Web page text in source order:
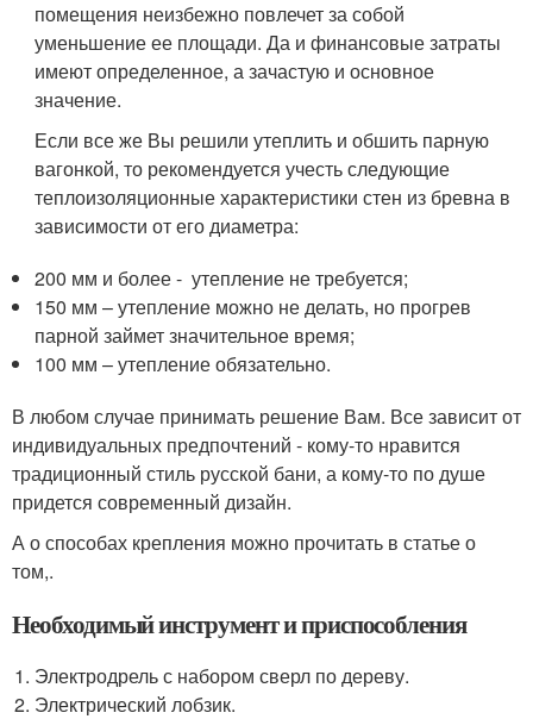
помещения неизбежно повлечет за собой
уменьшение ее площади. Да и финансовые затраты
имеют определенное, а зачастую и основное
значение.
Если все же Вы решили утеплить и обшить парную
вагонкой, то рекомендуется учесть следующие
теплоизоляционные характеристики стен из бревна в
зависимости от его диаметра:
200 мм и более - утепление не требуется;
150 мм – утепление можно не делать, но прогрев
парной займет значительное время;
100 мм – утепление обязательно.
В любом случае принимать решение Вам. Все зависит от
индивидуальных предпочтений - кому-то нравится
традиционный стиль русской бани, а кому-то по душе
придется современный дизайн.
А о способах крепления можно прочитать в статье о
том,.
Необходимый инструмент и приспособления
Электродрель с набором сверл по дереву.
Электрический лобзик.